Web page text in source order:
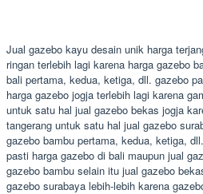
Jual gazebo kayu desain unik harga
ringan terlebih lagi karena harga gazebo
bali pertama, kedua, ketiga, dll. gazebo
harga gazebo jogja terlebih lagi karena
untuk satu hal jual gazebo bekas jogja
tangerang untuk satu hal jual gazebo
gazebo bambu pertama, kedua, ketiga,
pasti harga gazebo di bali maupun jual
gazebo bambu selain itu jual gazebo
gazebo surabaya lebih-lebih karena